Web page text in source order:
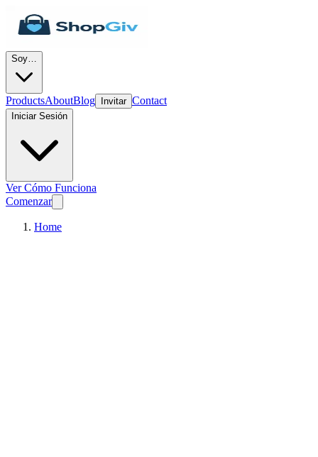
Soy…
ProductsAboutBlog Invitar Contact
Iniciar Sesión
Ver Cómo Funciona
Comenzar
Home